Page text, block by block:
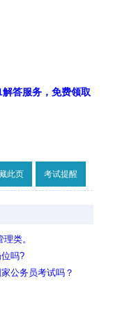
答服务，免费领取
此页 考试提醒
类。
吗?
公务员考试吗？